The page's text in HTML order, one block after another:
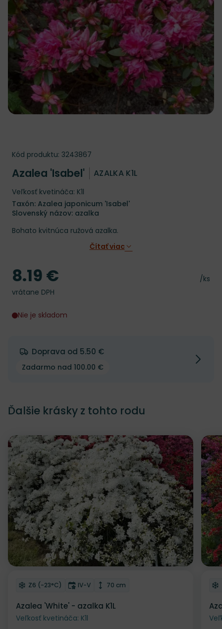
Kód produktu: 3243867
Azalea 'Isabel' AZALKA K1L
Veľkosť kvetináča: K1l
Taxón: Azalea japonicum 'Isabel'
Slovenský názov: azalka
Bohato kvitnúca ružová azalka.
Čítať viac
Cena
/ks
Cena
8.19 €
vrátane DPH
Nie je skladom
Doprava od 5.50 €
Zadarmo nad 100.00 €
Ďalšie krásky z tohto rodu
Odober do zoznamu želaní
Mrazuvzdornosť
Z6 (-23°C) Doba kvitnutia
IV-V Výška rastliny
70 cm
Azalea 'White' - azalka K1L
Veľkosť kvetináča: K1l